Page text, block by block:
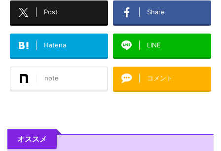
Post Share
Hatena LINE
note コメント
オススメ